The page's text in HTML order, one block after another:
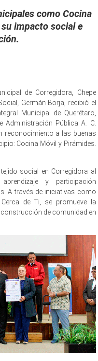
como Cocina
impacto social e
de Corregidora, Chepe
Germán Borja, recibió el
Municipal de Querétaro,
Pública A. C.
reconocimiento a las buenas
Cocina Móvil y Pirámides.
social en Corregidora al
y participación
A través de iniciativas como
de Ti, se promueve la
de comunidad en